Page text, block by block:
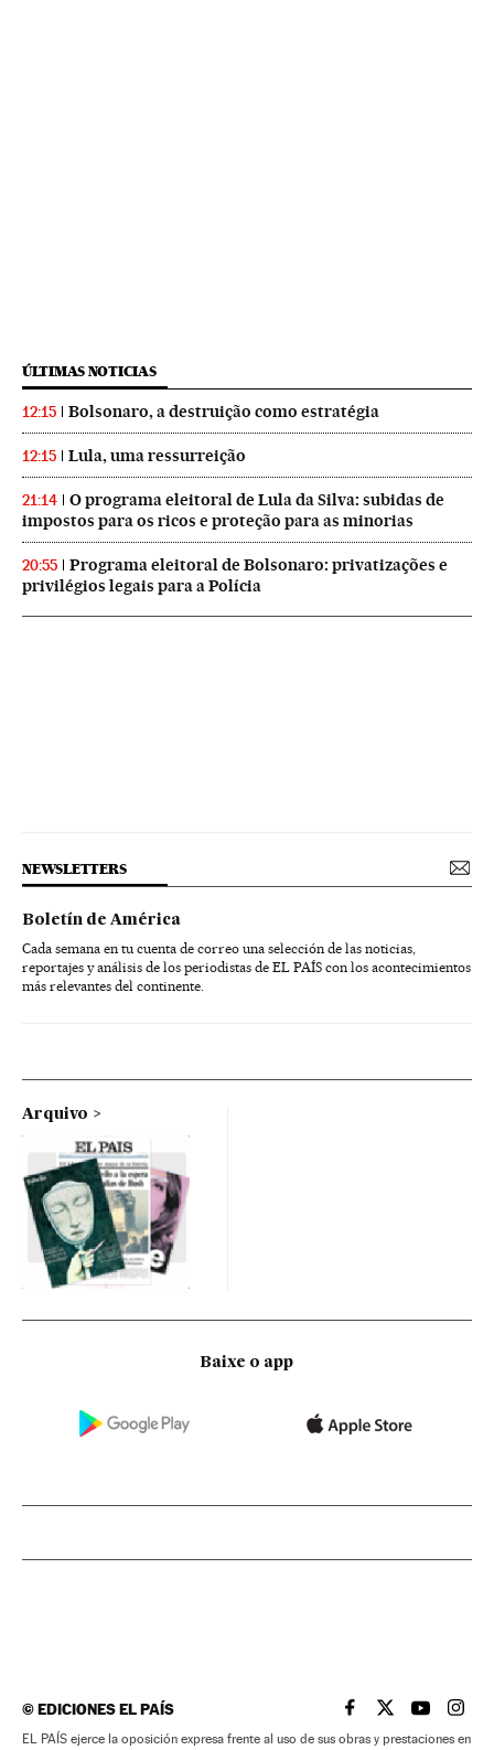
ÚLTIMAS NOTICIAS
12:15 Bolsonaro, a destruição como estratégia
12:15 Lula, uma ressurreição
21:14
O programa eleitoral de Lula da Silva: subidas de
impostos para os ricos e proteção para as minorias
20:55
Programa eleitoral de Bolsonaro: privatizações e
privilégios legais para a Polícia
NEWSLETTERS
Boletín de América
Cada semana en tu cuenta de correo una selección de las noticias,
reportajes y análisis de los periodistas de EL PAÍS con los acontecimientos
más relevantes del continente.
Arquivo
Baixe o app
©EDICIONES EL PAÍS EL PAÍS BRASIL EN
EL PAÍSEL PAÍS
EL
EL PAÍS ejerce la oposición expresa frente al uso de sus obras y prestaciones en